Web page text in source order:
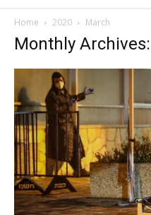
Home 2020 March
Monthly